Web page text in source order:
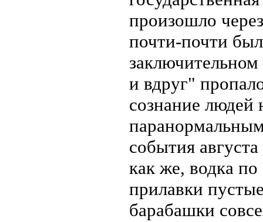
произошло
почти-почти
и вдруг"
сознание людей
события
как же, водка
прилавки
барабашки